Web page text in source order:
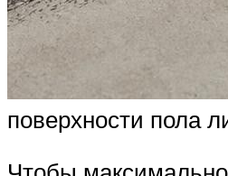
поверхности пола